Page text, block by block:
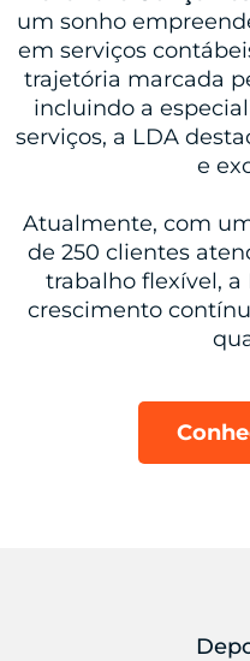
um sonho
em serviços
trajetória marcada
incluindo a
serviços, a LDA
e
Atualmente, com
de 250 clientes
trabalho flexível, a
crescimento